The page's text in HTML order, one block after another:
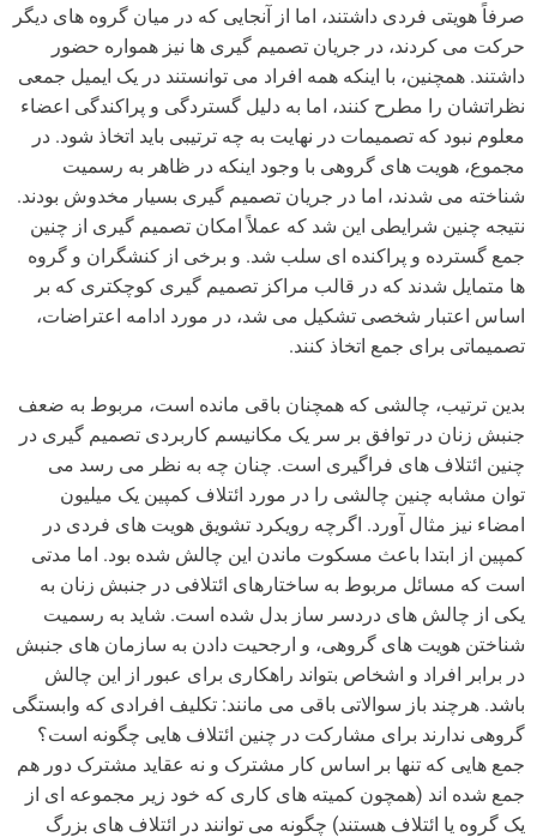
صرفاً هویتی فردی داشتند، اما از آنجایی که در میان گروه های دیگر
حرکت می کردند، در جریان تصمیم گیری ها نیز همواره حضور
داشتند. همچنین، با اینکه همه افراد می توانستند در یک ایمیل جمعی
نظراتشان را مطرح کنند، اما به دلیل گستردگی و پراکندگی اعضاء
معلوم نبود که تصمیمات در نهایت به چه ترتیبی باید اتخاذ شود. در
مجموع، هویت های گروهی با وجود اینکه در ظاهر به رسمیت
شناخته می شدند، اما در جریان تصمیم گیری بسیار مخدوش بودند.
نتیجه چنین شرایطی این شد که عملاً امکان تصمیم گیری از چنین
جمع گسترده و پراکنده ای سلب شد. و برخی از کنشگران و گروه
ها متمایل شدند که در قالب مراکز تصمیم گیری کوچکتری که بر
اساس اعتبار شخصی تشکیل می شد، در مورد ادامه اعتراضات،
تصمیماتی برای جمع اتخاذ کنند.
بدین ترتیب، چالشی که همچنان باقی مانده است، مربوط به ضعف
جنبش زنان در توافق بر سر یک مکانیسم کاربردی تصمیم گیری در
چنین ائتلاف های فراگیری است. چنان چه به نظر می رسد می
توان مشابه چنین چالشی را در مورد ائتلاف کمپین یک میلیون
امضاء نیز مثال آورد. اگرچه رویکرد تشویق هویت های فردی در
کمپین از ابتدا باعث مسکوت ماندن این چالش شده بود. اما مدتی
است که مسائل مربوط به ساختارهای ائتلافی در جنبش زنان به
یکی از چالش های دردسر ساز بدل شده است. شاید به رسمیت
شناختن هویت های گروهی، و ارجحیت دادن به سازمان های جنبش
در برابر افراد و اشخاص بتواند راهکاری برای عبور از این چالش
باشد. هرچند باز سوالاتی باقی می مانند: تکلیف افرادی که وابستگی
گروهی ندارند برای مشارکت در چنین ائتلاف هایی چگونه است؟
جمع هایی که تنها بر اساس کار مشترک و نه عقاید مشترک دور هم
جمع شده اند (همچون کمیته های کاری که خود زیر مجموعه ای از
یک گروه یا ائتلاف هستند) چگونه می توانند در ائتلاف های بزرگ